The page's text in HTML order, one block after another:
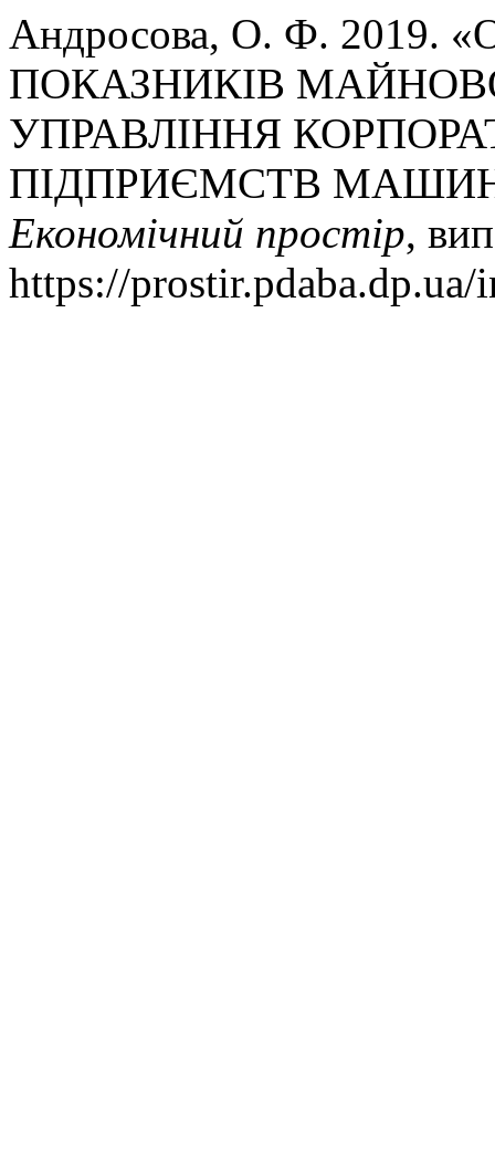
Андросова, О. Ф.
ПОКАЗНИКІВ
УПРАВЛІННЯ
ПІДПРИЄМСТВ
Економічний простір,
https://